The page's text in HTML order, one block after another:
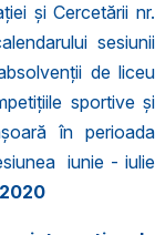
și Cercetării nr.
sesiunii
de liceu
sportive şi
în perioada
iunie - iulie